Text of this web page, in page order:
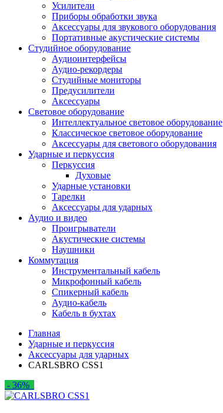
Усилители
Приборы обработки звука
Аксессуары для звукового оборудования
Портативные акустические системы
Студийное оборудование
Аудиоинтерфейсы
Аудио-рекордеры
Студийные мониторы
Предусилители
Аксессуары
Световое оборудование
Интеллектуальное световое оборудование
Классическое световое оборудование
Аксессуары для светового оборудования
Ударные и перкуссия
Перкуссия
Духовые
Ударные установки
Тарелки
Аксессуары для ударных
Аудио и видео
Проигрыватели
Акустические системы
Наушники
Коммутация
Инструментальный кабель
Микрофонный кабель
Спикерный кабель
Аудио-кабель
Кабель в бухтах
Главная
Ударные и перкуссия
Аксессуары для ударных
CARLSBRO CSS1
- 36%